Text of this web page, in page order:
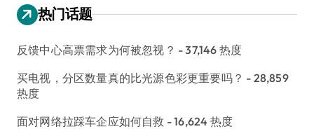
热门话题
反馈中心高票需求为何被忽视？ - 37,146 热度
买电视，分区数量真的比光源色彩更重要吗？ - 28,859
热度
面对网络拉踩车企应如何自救 - 16,624 热度